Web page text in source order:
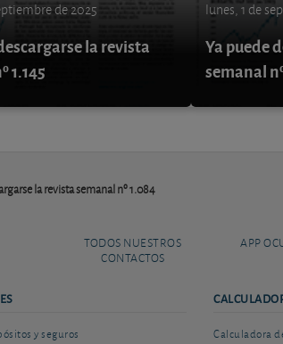
de 2025
la revista
1.145
lunes, 1 de
Ya puede
semanal
la revista semanal nº 1.084
TODOS NUESTROS
CONTACTOS
APP
y seguros Calculadora